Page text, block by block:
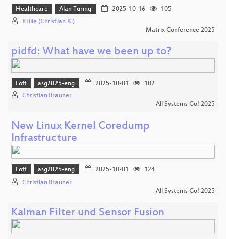
Healthcare Alan Turing 2025-10-16
105
Krille (Christian K.)
Matrix Conference 2025
pidfd: What have we been up to?
Loft asg2025-eng 2025-10-01
102
Christian Brauner
All Systems Go! 2025
New Linux Kernel Coredump
Infrastructure
Loft asg2025-eng 2025-10-01
124
Christian Brauner
All Systems Go! 2025
Kalman Filter und Sensor Fusion